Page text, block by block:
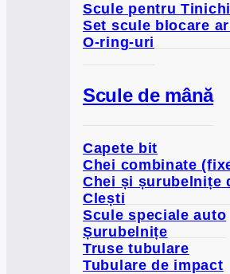
Scule pentru
Set scule blocare
O-ring-uri
Scule de mână
Capete bit
Chei combinate
Chei și șurubelnițe
Clești
Scule speciale auto
Șurubelnițe
Truse tubulare
Tubulare de impact